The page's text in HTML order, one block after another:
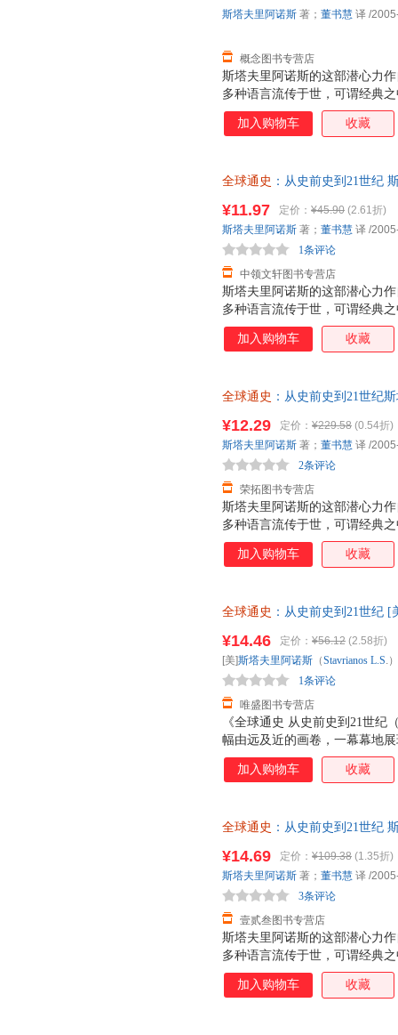
斯塔夫里阿诺斯的这部潜心力
多种语言流传于世，可谓经典
融入了时新的研究成果，新增
使这部名著在内容和体系上更
了时新的研究成果，使这部名
汁原味的英文版以飨广大读者
通万里。近年来，在作全球观
中，最具有推
概念图书专营店
斯塔夫里阿诺斯 著； 董书慧 译 /
加入购物车 收藏
全球通史 ：从史前史到21世纪
斯塔夫里阿诺斯的这部潜心力
多种语言流传于世，可谓经典
融入了时新的研究成果，新增
使这部名著在内容和体系上更
了时新的研究成果，使这部名
汁原味的英文版以飨广大读者
通万里。近年来，在作全球观
中，最具有推
¥11.97 定价： ¥45.90 (2.61折)
中领文轩图书专营店
1条评论
斯塔夫里阿诺斯 著； 董书慧 译 /
加入购物车 收藏
全球通史 ：从史前史到21世纪
斯塔夫里阿诺斯的这部潜心力
多种语言流传于世，可谓经典
融入了时新的研究成果，新增
使这部名著在内容和体系上更
了时新的研究成果，使这部名
汁原味的英文版以飨广大读者
通万里。近年来，在作全球观
中，具有推动
¥12.29 定价： ¥229.58 (0.54折)
荣拓图书专营店
2条评论
斯塔夫里阿诺斯 著； 董书慧 译 /
加入购物车 收藏
全球通史 ：从史前史到21世纪
换】
《全球通史 从史前史到21世纪
幅由远及近的画卷，一幕幕地
的嬗变，有帝国的更迭，宗教
不同命运的宏观思考，也有
滞后于技术变革--忧虑与警示
（下）》平心静气，娓娓道来
索的境界，让你不由自主地手
¥14.46 定价： ¥56.12 (2.58折)
唯盛图书专营店
1条评论
[美]斯塔夫里阿诺斯 （Stavrianos L.S.）
加入购物车 收藏
全球通史 ：从史前史到21世纪
单本而非一套，电子发票！
斯塔夫里阿诺斯的这部潜心力
多种语言流传于世，可谓经典
融入了时新的研究成果，新增
使这部名著在内容和体系上更
¥14.69 定价： ¥109.38 (1.35折)
壹贰叁图书专营店
3条评论
斯塔夫里阿诺斯 著； 董书慧 译 /
加入购物车 收藏